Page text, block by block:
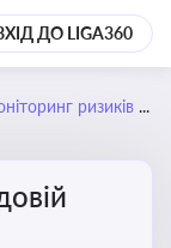
ДО LIGA360
ризиків у судовій системі